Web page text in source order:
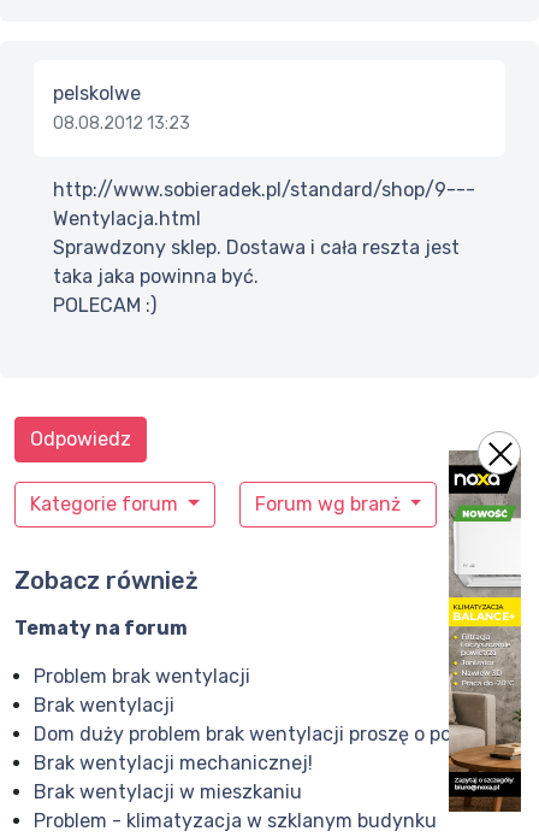
pelskolwe
08.08.2012 13:23
http://www.sobieradek.pl/standard/shop/9---
Wentylacja.html
Sprawdzony sklep. Dostawa i cała reszta jest
taka jaka powinna być.
POLECAM :)
Kategorie forum Forum wg branż
Odpowiedz
Zobacz również
Tematy na forum
Problem brak wentylacji
Brak wentylacji
Dom duży problem brak wentylacji proszę o pomoc
Brak wentylacji mechanicznej!
Brak wentylacji w mieszkaniu
Problem - klimatyzacja w szklanym budynku